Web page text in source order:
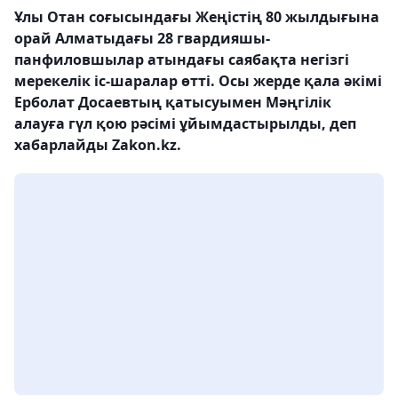
Ұлы Отан соғысындағы Жеңістің 80 жылдығына
орай Алматыдағы 28 гвардияшы-
панфиловшылар атындағы саябақта негізгі
мерекелік іс-шаралар өтті. Осы жерде қала әкімі
Ерболат Досаевтың қатысуымен Мәңгілік
алауға гүл қою рәсімі ұйымдастырылды, деп
хабарлайды Zakon.kz.